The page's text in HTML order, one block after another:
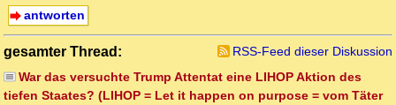
antworten
gesamter Thread:
RSS-Feed dieser Diskussion
War das versuchte Trump Attentat eine LIHOP Aktion des
tiefen Staates? (LIHOP = Let it happen on purpose = vom Täter